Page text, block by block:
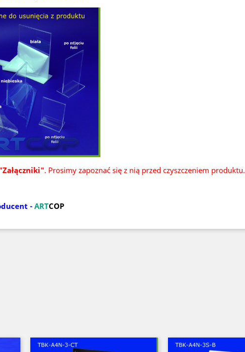
. Prosimy zapoznać się z nią przed czyszczeniem produktu.
- ARTCOP